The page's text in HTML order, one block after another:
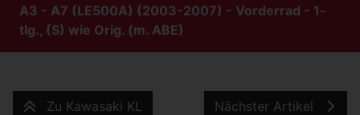
A3 - A7 (LE500A) (2003-2007) - Vorderrad - 1-
tlg., (S) wie Orig. (m. ABE)
Zu Kawasaki KL Nächster Artikel